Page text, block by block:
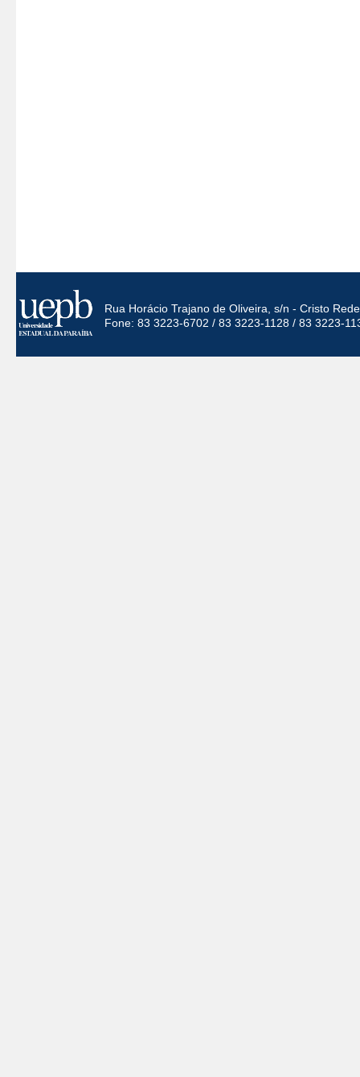
Rua Horácio Trajano de Oliveira, s/n - Cristo
Fone: 83 3223-6702 / 83 3223-1128 / 83 3223-